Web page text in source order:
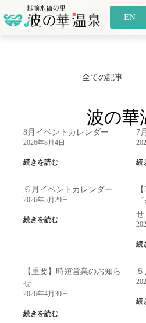
EN
全ての記事
波の華
8月イベントカレンダー
2026年8月4日
続きを読む
7
続
６月イベントカレンダー
2026年5月29日
続きを読む
せ
続
【重要】時短営業のお知ら
せ
2026年4月30日
続きを読む
続